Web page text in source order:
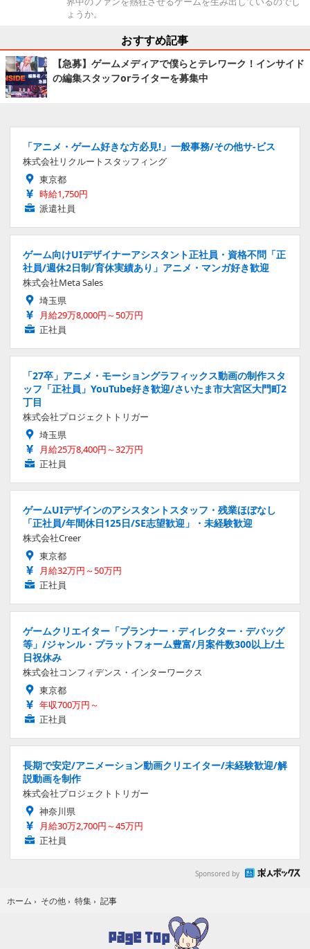
ょうか。
おすすめ記事
【急募】ゲームメディアで僕らとテレワーク！インサイド
の編集スタッフorライターを募集中
「アニメ・ゲーム好きな方必見!」一般事務/その他サ-ビス
株式会社リクルートスタッフィング
東京都
時給1,750円
派遣社員
ゲーム向けUIデザイナーアシスタント正社員・資格不問「正
社員/週休2日制/育休実績あり」アニメ・マンガ好き歓迎
株式会社Meta Sales
埼玉県
月給29万8,000円～50万円
正社員
「27卒」アニメ・モーショングラフィックス動画の制作スタ
ッフ「正社員」YouTube好き歓迎/さいたま市大宮区大門町2
丁目
株式会社プロジェクトトリガー
埼玉県
月給25万8,400円～32万円
正社員
ゲームUIデザインのアシスタントスタッフ・残業ほぼなし
「正社員/年間休日125日/SE志望歓迎」・未経験歓迎
株式会社Creer
東京都
月給32万円～50万円
正社員
ゲームクリエイター「プランナー・ディレクター・デバッグ
等」/ジャンル・プラットフォーム豊富/月案件数300以上/土
日祝休み
株式会社コンフィデンス・インターワークス
東京都
年収700万円～
正社員
長期で安定/アニメーション動画クリエイター/未経験歓迎/解
説動画を制作
株式会社プロジェクトトリガー
神奈川県
月給30万2,700円～45万円
正社員
Sponsored by
ホーム › その他 › 特集 › 記事